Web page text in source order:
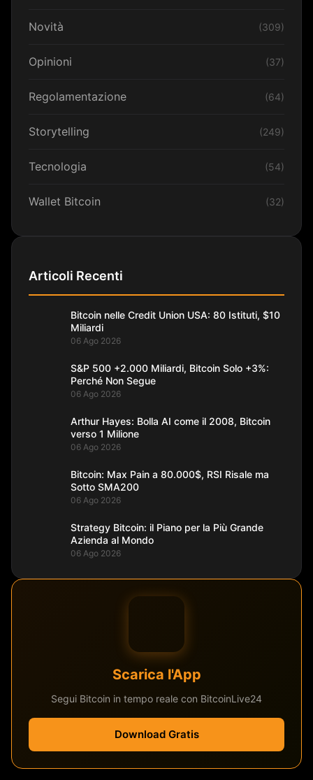
Novità (309)
Opinioni (37)
Regolamentazione (64)
Storytelling (249)
Tecnologia (54)
Wallet Bitcoin (32)
Articoli Recenti
Bitcoin nelle Credit Union USA: 80 Istituti, $10
Miliardi
06 Ago 2026
S&P 500 +2.000 Miliardi, Bitcoin Solo +3%:
Perché Non Segue
06 Ago 2026
Arthur Hayes: Bolla AI come il 2008, Bitcoin
verso 1 Milione
06 Ago 2026
Bitcoin: Max Pain a 80.000$, RSI Risale ma
Sotto SMA200
06 Ago 2026
Strategy Bitcoin: il Piano per la Più Grande
Azienda al Mondo
06 Ago 2026
Scarica l'App
Segui Bitcoin in tempo reale con BitcoinLive24
Download Gratis